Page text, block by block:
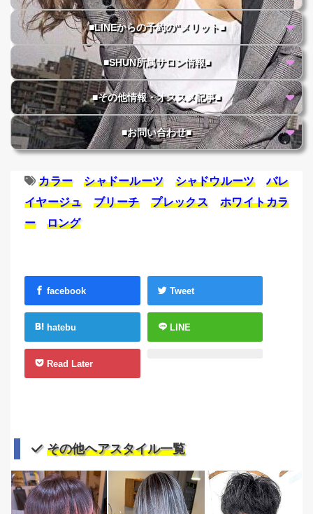
■LINEからの予約の"メリット■
■SHUN所属サロン情報■
■その他情報・オススメ記事■
■お問い合わせ■
カラー シャドールーツ シャドウルーツ
バレ
イヤージュ
ブリーチ プレックス
ホワイトカラ
ー
ロング
facebook Tweet
hatebu LINE
Read Later
その他ヘアスタイル一覧